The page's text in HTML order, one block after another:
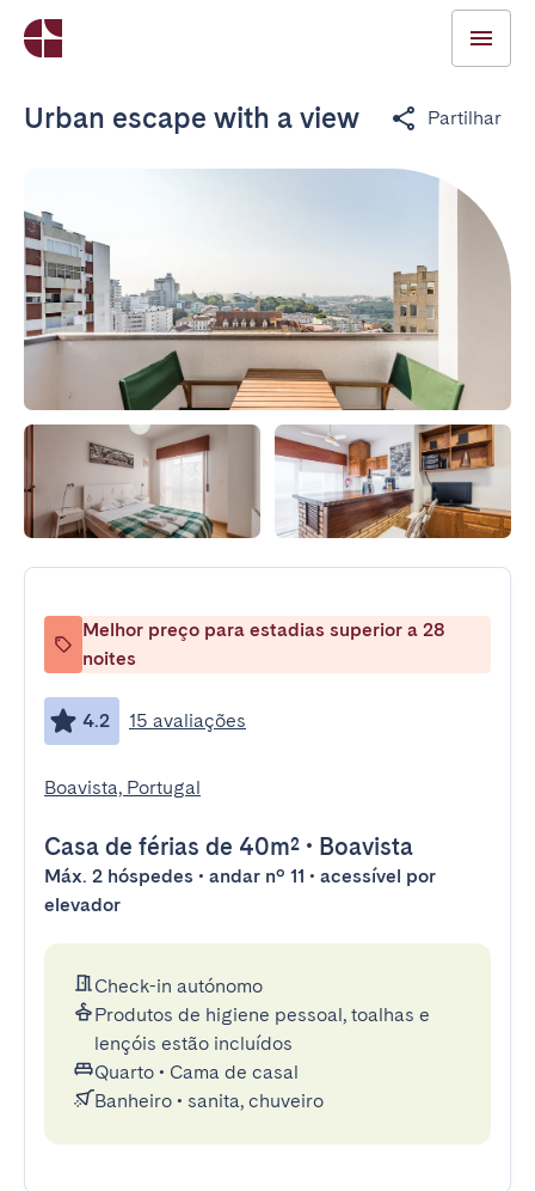
Urban escape with a view Partilhar
Melhor preço para estadias superior a 28
noites
4.2 15 avaliações
Boavista, Portugal
Casa de férias de 40m² • Boavista
Máx. 2 hóspedes • andar nº 11 • acessível por
elevador
Check-in autónomo
Produtos de higiene pessoal, toalhas e
lençóis estão incluídos
Quarto • Cama de casal
Banheiro • sanita, chuveiro